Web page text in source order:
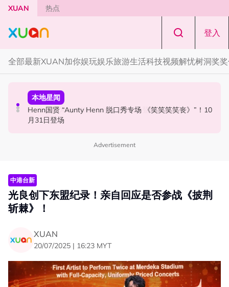
Skip to main content
XUAN 热点
登入
全部最新XUAN加你娱玩娱乐旅游生活科技视频解忧树洞奖
国际星闻
Tom Holland “Spiderman” 替身曝光！“替完蜘蛛人，马上
又去演忍者”
活动
Cadbury Dairy Milk x Lotus Biscoff 登陆大马！
本地星闻
Henn国贤 “Aunty Henn 脱口秀专场 《笑笑笑笑丧》”！10
月31日登场
Advertisement
中港台新
光良创下东盟纪录！亲自回应是否参战《披荆
斩棘》！
XUAN
20/07/2025 | 16:23 MYT